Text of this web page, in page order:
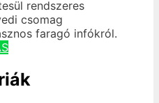
rendszeres
csomag
faragó infókról.